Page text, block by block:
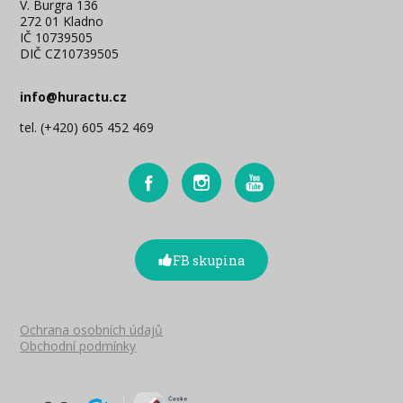
V. Burgra 136
272 01 Kladno
IČ 10739505
DIČ CZ10739505
info@huractu.cz
tel. (+420) 605 452 469
FB skupina
Ochrana osobních údajů
Obchodní podmínky